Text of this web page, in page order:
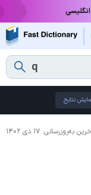
نتایج
به‌روزرسانی: ۱۷ دی ۱۴۰۲